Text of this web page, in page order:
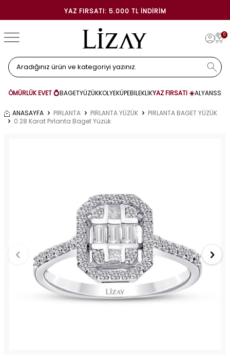
YAZ FIRSATI: 5.000 TL İNDIRIM
0
ÖMÜRLÜK EVET 💍BAGETYÜZÜKKOLYEKÜPEBİLEKLİKYAZ FIRSATI ☀️ALYANS
ANASAYFA PIRLANTA PIRLANTA YÜZÜK
PIRLANTA BAGET YÜZÜK
0.28 Karat Pırlanta Baget Yüzük